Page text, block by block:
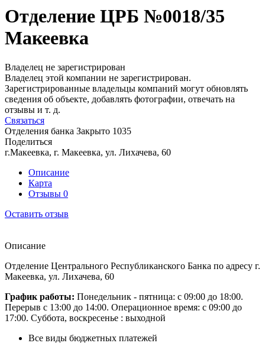
Отделение ЦРБ №0018/35
Макеевка
Владелец не зарегистрирован
Владелец этой компании не зарегистрирован.
Зарегистрированные владельцы компаний могут обновлять
сведения об объекте, добавлять фотографии, отвечать на
отзывы и т. д.
Связаться
Отделения банка Закрыто 1035
Поделиться
г.Макеевка, г. Макеевка, ул. Лихачева, 60
Описание
Карта
Отзывы 0
Оставить отзыв
Описание
Отделение Центрального Республиканского Банка по адресу г.
Макеевка, ул. Лихачева, 60
График работы: Понедельник - пятница: с 09:00 до 18:00.
Перерыв с 13:00 до 14:00. Операционное время: с 09:00 до
17:00. Суббота, воскресенье : выходной
Все виды бюджетных платежей